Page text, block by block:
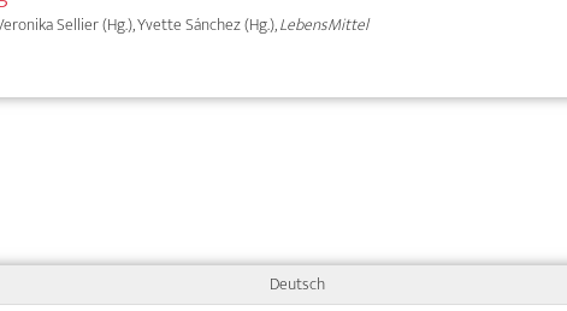
Sellier (Hg.), Yvette Sánchez (Hg.),LebensMittel
Deutsch